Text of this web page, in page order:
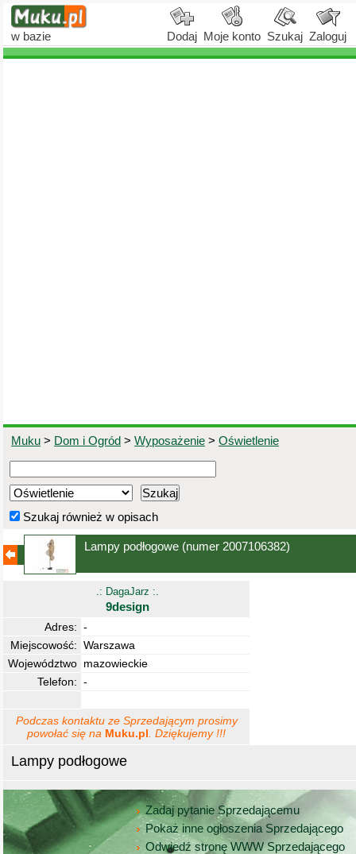
w bazie Dodaj Moje konto Szukaj Zaloguj
Muku > Dom i Ogród > Wyposażenie > Oświetlenie
Szukaj również w opisach
Lampy podłogowe (numer 2007106382)
Lampy podłogowe
Zadaj pytanie Sprzedającemu
Pokaż inne ogłoszenia Sprzedającego
Odwiedź stronę WWW Sprzedającego
.: DagaJarz :.
9design
Adres: -
Miejscowość: Warszawa
Województwo mazowieckie
Telefon: -
Podczas kontaktu ze Sprzedającym prosimy
powołać się na Muku.pl . Dziękujemy !!!